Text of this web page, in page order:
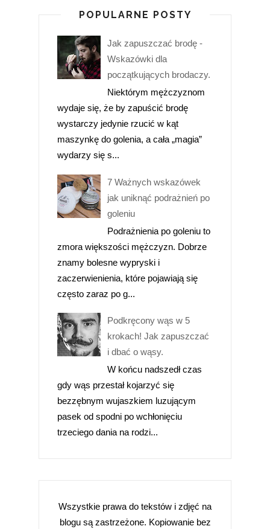
POPULARNE POSTY
Jak zapuszczać brodę -
Wskazówki dla
początkujących brodaczy.
Niektórym mężczyznom
wydaje się, że by zapuścić brodę
wystarczy jedynie rzucić w kąt
maszynkę do golenia, a cała „magia”
wydarzy się s...
7 Ważnych wskazówek
jak uniknąć podrażnień po
goleniu
Podrażnienia po goleniu to
zmora większości mężczyzn. Dobrze
znamy bolesne wypryski i
zaczerwienienia, które pojawiają się
często zaraz po g...
Podkręcony wąs w 5
krokach! Jak zapuszczać
i dbać o wąsy.
W końcu nadszedł czas
gdy wąs przestał kojarzyć się
bezzębnym wujaszkiem luzującym
pasek od spodni po wchłonięciu
trzeciego dania na rodzi...
Wszystkie prawa do tekstów i zdjęć na
blogu są zastrzeżone. Kopiowanie bez